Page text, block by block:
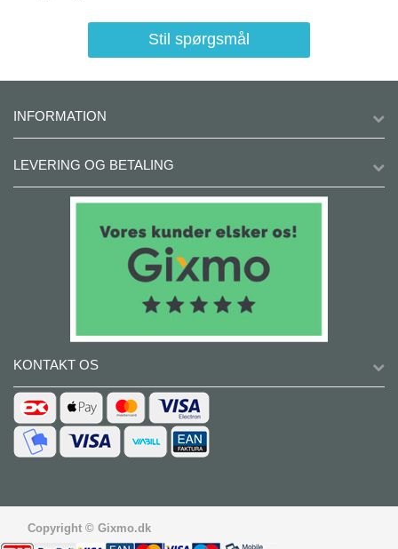
Stil spørgsmål
INFORMATION
LEVERING OG BETALING
KONTAKT OS
Copyright © Gixmo.dk